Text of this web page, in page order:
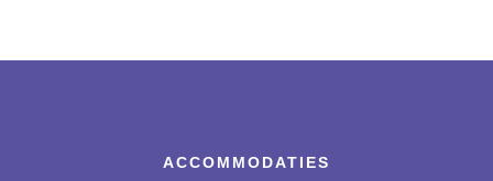
ACCOMMODATIES